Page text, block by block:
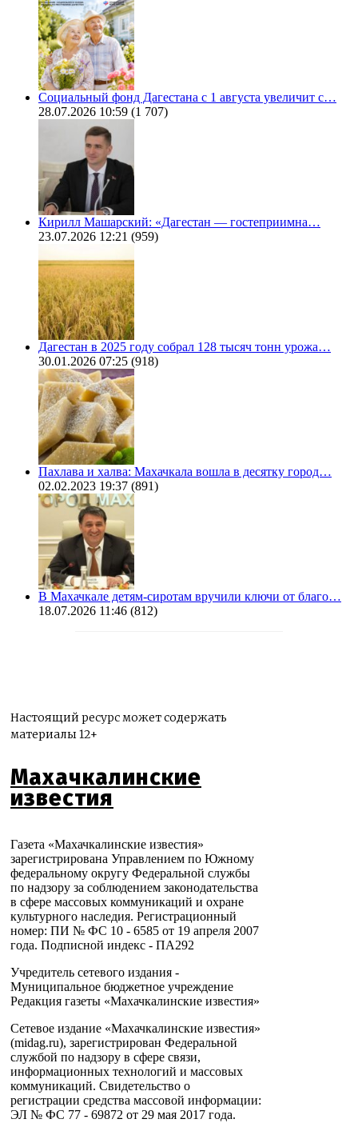
Социальный фонд Дагестана с 1 августа увеличит с…
28.07.2026 10:59 (1 707)
Кирилл Машарский: «Дагестан — гостеприимна…
23.07.2026 12:21 (959)
Дагестан в 2025 году собрал 128 тысяч тонн урожа…
30.01.2026 07:25 (918)
Пахлава и халва: Махачкала вошла в десятку город…
02.02.2023 19:37 (891)
В Махачкале детям-сиротам вручили ключи от благо…
18.07.2026 11:46 (812)
Настоящий ресурс может содержать
материалы 12+
Махачкалинские
известия
Газета «Махачкалинские известия»
зарегистрирована Управлением по Южному
федеральному округу Федеральной службы
по надзору за соблюдением законодательства
в сфере массовых коммуникаций и охране
культурного наследия. Регистрационный
номер: ПИ № ФС 10 - 6585 от 19 апреля 2007
года. Подписной индекс - ПА292
Учредитель сетевого издания -
Муниципальное бюджетное учреждение
Редакция газеты «Махачкалинские известия»
Сетевое издание «Махачкалинские известия»
(midag.ru), зарегистрирован Федеральной
службой по надзору в сфере связи,
информационных технологий и массовых
коммуникаций. Свидетельство о
регистрации средства массовой информации:
ЭЛ № ФС 77 - 69872 от 29 мая 2017 года.